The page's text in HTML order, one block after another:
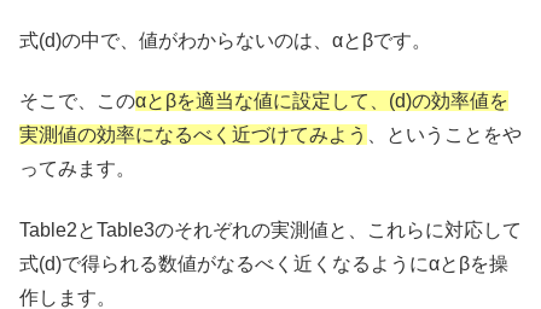
式(d)の中で、値がわからないのは、αとβです。
そこで、このαとβを適当な値に設定して、(d)の効率値を
実測値の効率になるべく近づけてみよう
、ということをや
ってみます。
Table2とTable3のそれぞれの実測値と、これらに対応して
式(d)で得られる数値がなるべく近くなるようにαとβを操
作します。